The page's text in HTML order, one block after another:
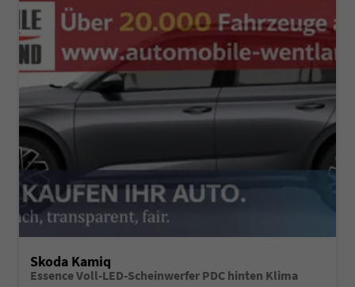
Skoda Kamiq
Essence Voll-LED-Scheinwerfer PDC hinten Klima